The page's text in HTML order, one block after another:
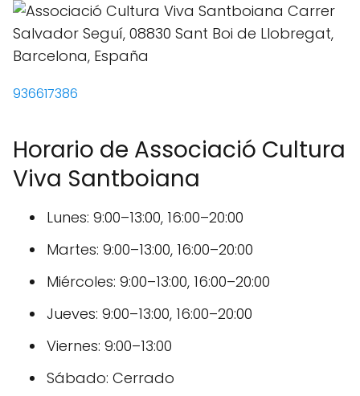
936617386
Horario de Associació Cultura
Viva Santboiana
Lunes: 9:00–13:00, 16:00–20:00
Martes: 9:00–13:00, 16:00–20:00
Miércoles: 9:00–13:00, 16:00–20:00
Jueves: 9:00–13:00, 16:00–20:00
Viernes: 9:00–13:00
Sábado: Cerrado